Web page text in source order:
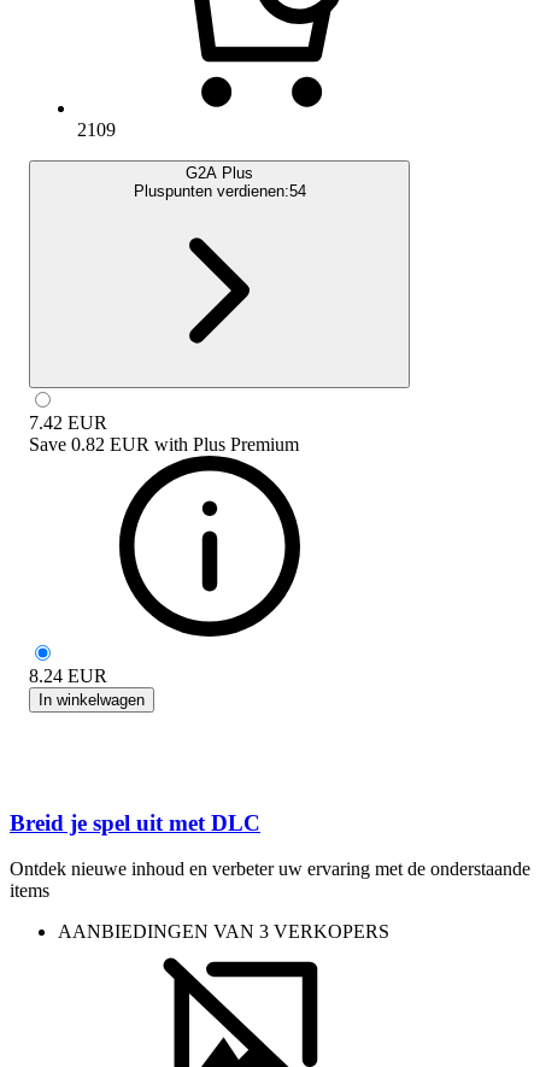
2109
G2A Plus
Pluspunten verdienen:54
7.42 EUR
Save 0.82 EUR with Plus Premium
8.24 EUR
In winkelwagen
Breid je spel uit met DLC
Ontdek nieuwe inhoud en verbeter uw ervaring met de onderstaande
items
AANBIEDINGEN VAN 3 VERKOPERS